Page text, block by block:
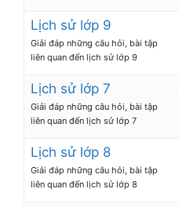
Lịch sử lớp 9
Giải đáp những câu hỏi, bài tập
liên quan đến lịch sử lớp 9
Lịch sử lớp 7
Giải đáp những câu hỏi, bài tập
liên quan đến lịch sử lớp 7
Lịch sử lớp 8
Giải đáp những câu hỏi, bài tập
liên quan đến lịch sử lớp 8